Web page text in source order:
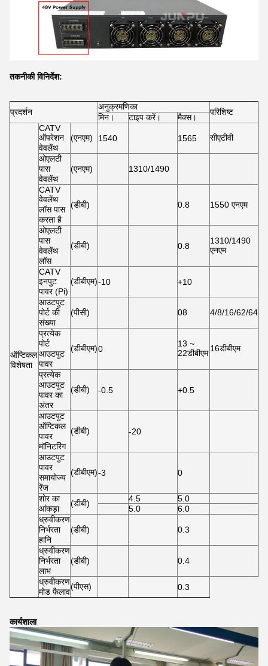
तकनीकी विनिर्देश:
प्रदर्शन
अनुक्रमणिका
परिशिष्ट
मिन। टाइप करें। मैक्स।
ऑप्टिकल
विशेषता
CATV
ऑपरेशन
वेवलेंथ
(एनएम) 1540 1565 सीएटीवी
ओएलटी
पास
वेवलेंथ
(एनएम) 1310/1490
CATV
वेवलेंथ
लॉस पास
करता है
(डीबी) 0.8 1550 एनएम
ओएलटी
पास
वेवलेंथ
लॉस
(डीबी) 0.8
1310/1490
एनएम
CATV
इनपुट
पावर (Pi)
(डीबीएम)-10 +10
आउटपुट
पोर्ट की
संख्या
(पीसी) 08 4/8/16/62/64
प्रत्येक
पोर्ट
आउटपुट
पावर
(डीबीएम)0
13 ~
22डीबीएम 16डीबीएम
प्रत्येक
आउटपुट
पावर का
अंतर
(डीबी) -0.5 +0.5
आउटपुट
ऑप्टिकल
पावर
मॉनिटरिंग
(डीबी) -20
आउटपुट
पावर
समायोज्य
रेंज
(डीबीएम)-3 0
शोर का
आंकड़ा
(डीबी) 4.5
5.0
5.0
6.0
ध्रुवीकरण
निर्भरता
हानि
(डीबी) 0.3
ध्रुवीकरण
निर्भरता
लाभ
(डीबी) 0.4
ध्रुवीकरण
मोड फैलाव
(पीएस) 0.3
कार्यशाला